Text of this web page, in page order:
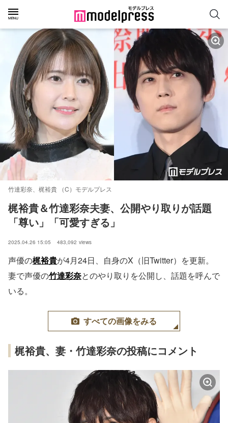
竹達彩奈、梶裕貴 （C）モデルプレス
梶裕貴＆竹達彩奈夫妻、公開やり取りが話題
「尊い」「可愛すぎる」
2025.04.26 15:05 483,092 views
声優の梶裕貴が4月24日、自身のX（旧Twitter）を更新。
妻で声優の竹達彩奈とのやり取りを公開し、話題を呼んで
いる。
すべての画像をみる
梶裕貴、妻・竹達彩奈の投稿にコメント